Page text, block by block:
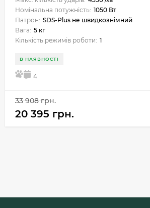
Номінальна потужність: 1050 Вт
Патрон: SDS-Plus не швидкознімний
Вага: 5 кг
Кількість режимів роботи: 1
В НАЯВНОСТІ
4
33 908 грн.
20 395 грн.